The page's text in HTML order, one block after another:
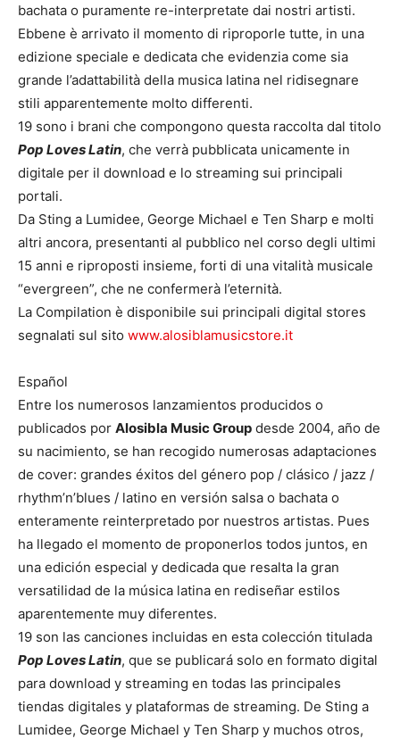
bachata o puramente re-interpretate dai nostri artisti.
Ebbene è arrivato il momento di riproporle tutte, in una
edizione speciale e dedicata che evidenzia come sia
grande l’adattabilità della musica latina nel ridisegnare
stili apparentemente molto differenti.
19 sono i brani che compongono questa raccolta dal titolo
Pop Loves Latin, che verrà pubblicata unicamente in
digitale per il download e lo streaming sui principali
portali.
Da Sting a Lumidee, George Michael e Ten Sharp e molti
altri ancora, presentanti al pubblico nel corso degli ultimi
15 anni e riproposti insieme, forti di una vitalità musicale
“evergreen”, che ne confermerà l’eternità.
La Compilation è disponibile sui principali digital stores
segnalati sul sito www.alosiblamusicstore.it
Español
Entre los numerosos lanzamientos producidos o
publicados por Alosibla Music Group desde 2004, año de
su nacimiento, se han recogido numerosas adaptaciones
de cover: grandes éxitos del género pop / clásico / jazz /
rhythm’n’blues / latino en versión salsa o bachata o
enteramente reinterpretado por nuestros artistas. Pues
ha llegado el momento de proponerlos todos juntos, en
una edición especial y dedicada que resalta la gran
versatilidad de la música latina en rediseñar estilos
aparentemente muy diferentes.
19 son las canciones incluidas en esta colección titulada
Pop Loves Latin, que se publicará solo en formato digital
para download y streaming en todas las principales
tiendas digitales y plataformas de streaming. De Sting a
Lumidee, George Michael y Ten Sharp y muchos otros,